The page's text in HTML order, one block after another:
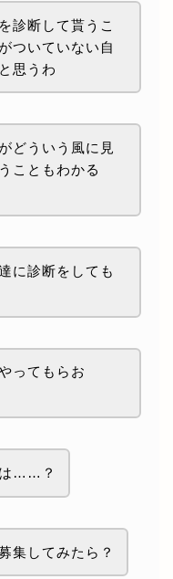
診断して貰うこ
ついていない自
思うわ
どういう風に見
こともわかる
に診断をしても
ってもらお
は……？
集してみたら？